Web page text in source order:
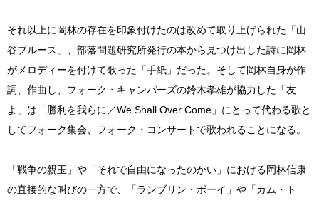
それ以上に岡林の存在を印象付けたのは改めて取り上げられた「山
谷ブルース」、部落問題研究所発行の本から見つけ出した詩に岡林
がメロディーを付けて歌った「手紙」だった。そして岡林自身が作
詞、作曲し、フォーク・キャンパーズの鈴木孝雄が協力した「友
よ」は「勝利を我らに／We Shall Over Come」にとって代わる歌と
してフォーク集会、フォーク・コンサートで歌われることになる。
「戦争の親玉」や「それで自由になったのかい」における岡林信康
の直接的な叫びの一方で、「ランブリン・ボーイ」や「カム・ト